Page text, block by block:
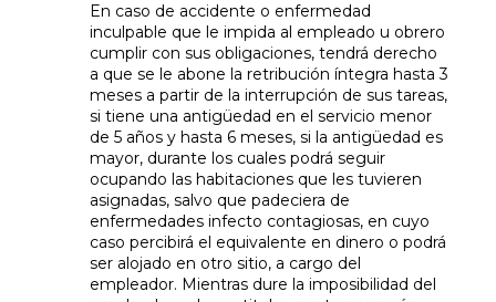
En caso de accidente o enfermedad
inculpable que le impida al empleado u obrero
cumplir con sus obligaciones, tendrá derecho
a que se le abone la retribución íntegra hasta 3
meses a partir de la interrupción de sus tareas,
si tiene una antigüedad en el servicio menor
de 5 años y hasta 6 meses, si la antigüedad es
mayor, durante los cuales podrá seguir
ocupando las habitaciones que les tuvieren
asignadas, salvo que padeciera de
enfermedades infecto contagiosas, en cuyo
caso percibirá el equivalente en dinero o podrá
ser alojado en otro sitio, a cargo del
empleador. Mientras dure la imposibilidad del